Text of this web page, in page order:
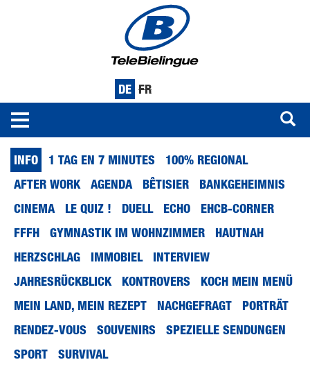
Direkt
Inhalt
DE FR
INFO 1 TAG EN 7 MINUTES
100% REGIONAL
AFTER WORK
AGENDA BÊTISIER
BANKGEHEIMNIS
CINEMA
LE QUIZ ! DUELL ECHO
EHCB-CORNER
FFFH
GYMNASTIK IM WOHNZIMMER
HAUTNAH
HERZSCHLAG
IMMOBIEL
INTERVIEW
JAHRESRÜCKBLICK
KONTROVERS
KOCH MEIN MENÜ
MEIN LAND, MEIN REZEPT
NACHGEFRAGT
PORTRÄT
RENDEZ-VOUS
SOUVENIRS
SPEZIELLE SENDUNGEN
SPORT
SURVIVAL